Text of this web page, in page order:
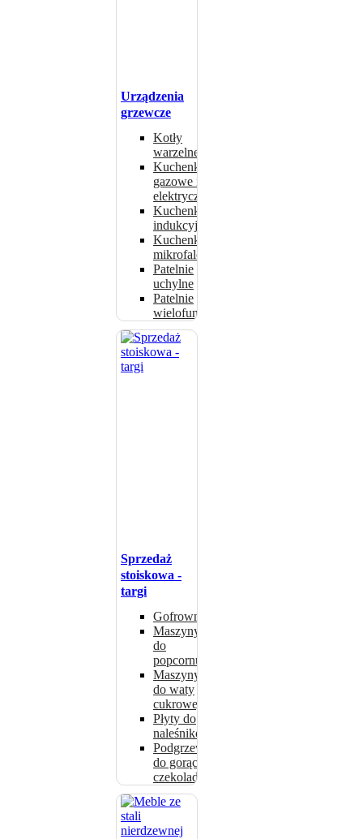
Urządzenia
grzewcze
Kotły
warzelne
Kuchenki
gazowe i
elektryczne
Kuchenki
indukcyjne
Kuchenki
mikrofalowe
Patelnie
uchylne
Patelnie
wielofunkcyjne
Sprzedaż
stoiskowa -
targi
Gofrownice
Maszyny
do
popcornu
Maszyny
do waty
cukrowej
Płyty do
naleśników
Podgrzewacze
do gorącej
czekolady